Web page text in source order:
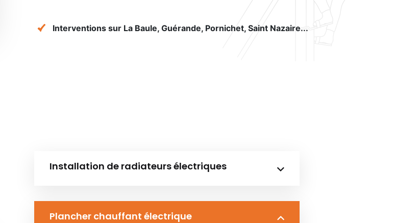
Interventions sur La Baule, Guérande, Pornichet, Saint Nazaire...
Installation de radiateurs électriques
Plancher chauffant électrique